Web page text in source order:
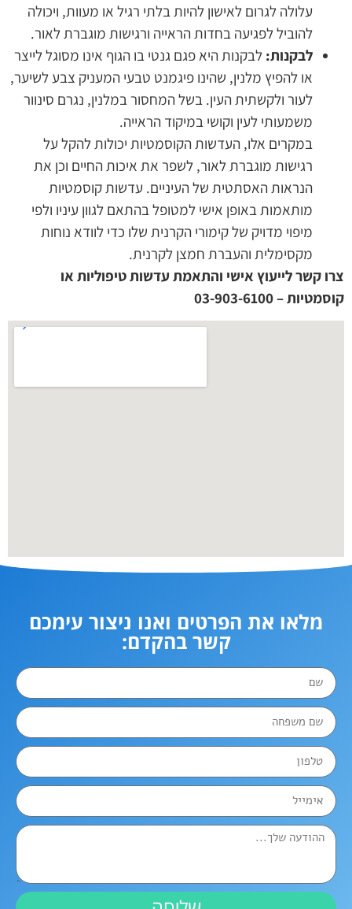
עלולה לגרום לאישון להיות בלתי רגיל או מעוות, ויכולה
להוביל לפגיעה בחדות הראייה ורגישות מוגברת לאור.
לבקנות: לבקנות היא פגם גנטי בו הגוף אינו מסוגל לייצר
או להפיץ מלנין, שהינו פיגמנט טבעי המעניק צבע לשיער,
לעור ולקשתית העין. בשל המחסור במלנין, נגרם סינוור
משמעותי לעין וקושי במיקוד הראייה.
במקרים אלו, העדשות הקוסמטיות יכולות להקל על
רגישות מוגברת לאור, לשפר את איכות החיים וכן את
הנראות האסתטית של העיניים. עדשות קוסמטיות
מותאמות באופן אישי למטופל בהתאם לגוון עיניו ולפי
מיפוי מדויק של קימורי הקרנית שלו כדי לוודא נוחות
מקסימלית והעברת חמצן לקרנית.
צרו קשר לייעוץ אישי והתאמת עדשות טיפוליות או
קוסמטיות – ‏03-903-6100‏
מלאו את הפרטים ואנו ניצור עימכם
קשר בהקדם: